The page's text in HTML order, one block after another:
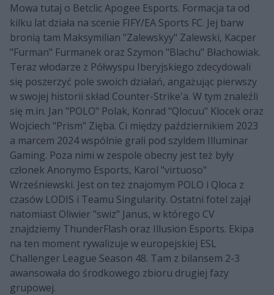
Mowa tutaj o Betclic Apogee Esports. Formacja ta od
kilku lat działa na scenie FIFY/EA Sports FC. Jej barw
bronią tam Maksymilian "Zalewskyy" Zalewski, Kacper
"Furman" Furmanek oraz Szymon "Blachu" Błachowiak.
Teraz włodarze z Półwyspu Iberyjskiego zdecydowali
się poszerzyć pole swoich działań, angażując pierwszy
w swojej historii skład Counter-Strike'a. W tym znaleźli
się m.in. Jan "POLO" Polak, Konrad "Qlocuu" Klocek oraz
Wojciech "Prism" Zięba. Ci między październikiem 2023
a marcem 2024 wspólnie grali pod szyldem Illuminar
Gaming. Poza nimi w zespole obecny jest też były
członek Anonymo Esports, Karol "virtuoso"
Wrześniewski. Jest on też znajomym POLO i Qloca z
czasów LODIS i Teamu Singularity. Ostatni fotel zajął
natomiast Oliwier "swiz" Janus, w którego CV
znajdziemy ThunderFlash oraz Illusion Esports. Ekipa
na ten moment rywalizuje w europejskiej ESL
Challenger League Season 48. Tam z bilansem 2-3
awansowała do środkowego zbioru drugiej fazy
grupowej.